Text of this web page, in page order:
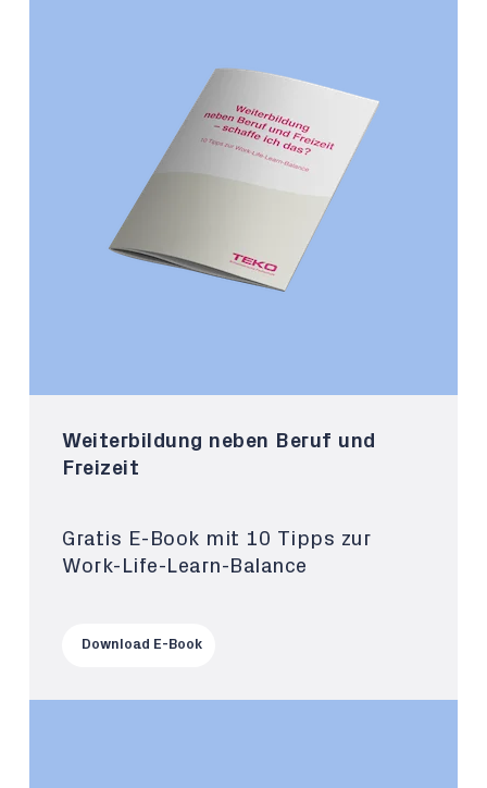
Weiterbildung neben Beruf und
Freizeit
Gratis E-Book mit 10 Tipps zur
Work-Life-Learn-Balance
Download E-Book